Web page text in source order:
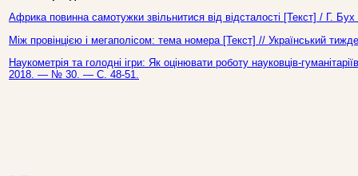
Африка повинна самотужки звільнитися від відсталості [Текст] /
Між провінцією і мегаполісом: тема номера [Текст] // Український
Наукометрія та голодні ігри: Як оцінювати роботу науковців-
2018. — № 30. — С. 48-51.